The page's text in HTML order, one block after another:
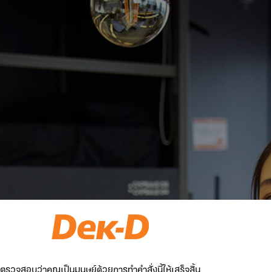
ตรวจสอบว่าคุณเป็นมนุษย์ด้วยการทำคำสั่งนี้ให้เสร็จสิ้น